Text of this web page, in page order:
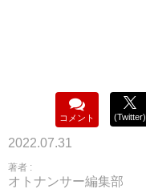
コメント (Twitter)
2022.07.31
著者 :
オトナンサー編集部